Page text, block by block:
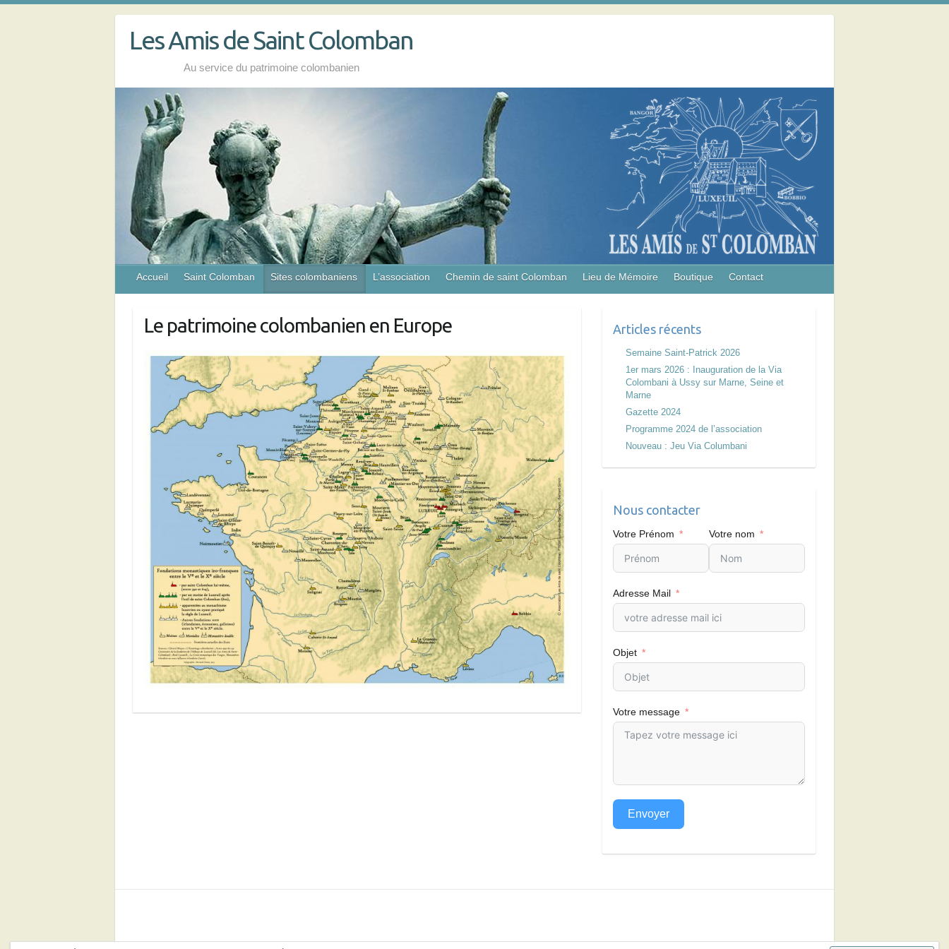
Les Amis de Saint Colomban
Au service du patrimoine colombanien
Accueil Saint Colomban Sites colombaniens L’association Chemin de saint Colomban Lieu de Mémoire Boutique Contact
Le patrimoine colombanien en Europe Articles récents
Semaine Saint-Patrick 2026
1er mars 2026 : Inauguration de la Via
Colombani à Ussy sur Marne, Seine et
Marne
Gazette 2024
Programme 2024 de l’association
Nouveau : Jeu Via Columbani
Nous contacter
Votre Prénom Votre nom
Adresse Mail
Objet
Votre message
Envoyer